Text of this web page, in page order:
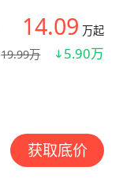
14.09 万起
19.99万
5.90万
获取底价